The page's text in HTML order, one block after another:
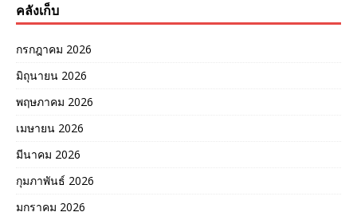
คลังเก็บ
กรกฎาคม 2026
มิถุนายน 2026
พฤษภาคม 2026
เมษายน 2026
มีนาคม 2026
กุมภาพันธ์ 2026
มกราคม 2026